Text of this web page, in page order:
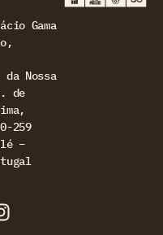
Gama
da Nossa
de
259
–